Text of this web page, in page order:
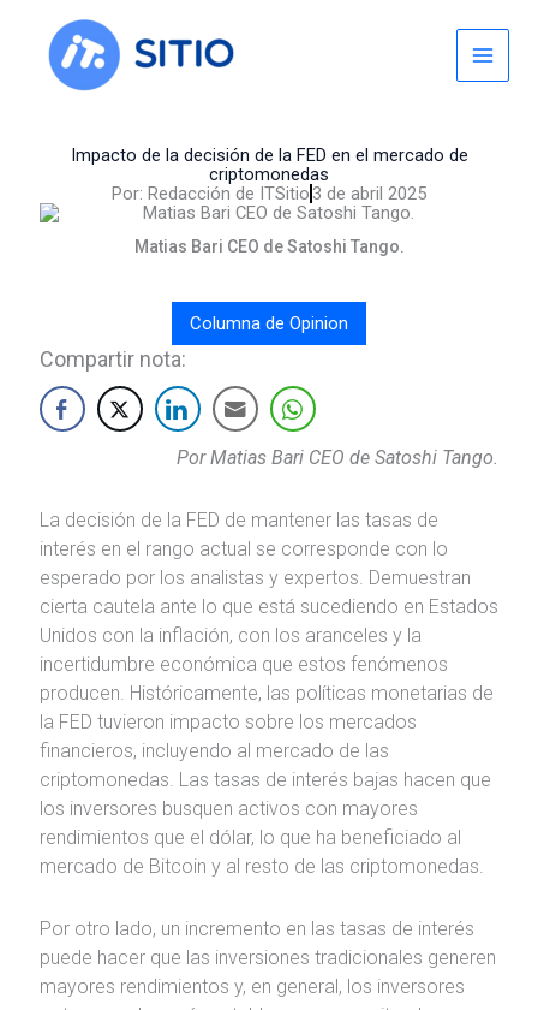
content
Impacto de la decisión de la FED en el mercado de
criptomonedas
Por: Redacción de ITSitio 3 de abril 2025
Matias Bari CEO de Satoshi Tango.
Columna de Opinion
Compartir nota:
Por Matias Bari CEO de Satoshi Tango.
La decisión de la FED de mantener las tasas de
interés en el rango actual se corresponde con lo
esperado por los analistas y expertos. Demuestran
cierta cautela ante lo que está sucediendo en Estados
Unidos con la inflación, con los aranceles y la
incertidumbre económica que estos fenómenos
producen. Históricamente, las políticas monetarias de
la FED tuvieron impacto sobre los mercados
financieros, incluyendo al mercado de las
criptomonedas. Las tasas de interés bajas hacen que
los inversores busquen activos con mayores
rendimientos que el dólar, lo que ha beneficiado al
mercado de Bitcoin y al resto de las criptomonedas.
Por otro lado, un incremento en las tasas de interés
puede hacer que las inversiones tradicionales generen
mayores rendimientos y, en general, los inversores